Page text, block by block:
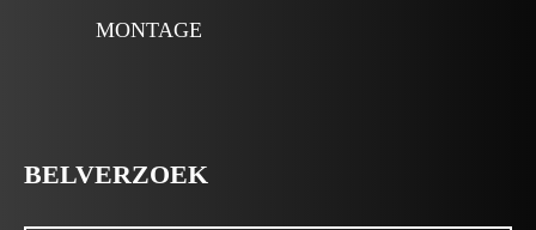
MONTAGE
BELVERZOEK